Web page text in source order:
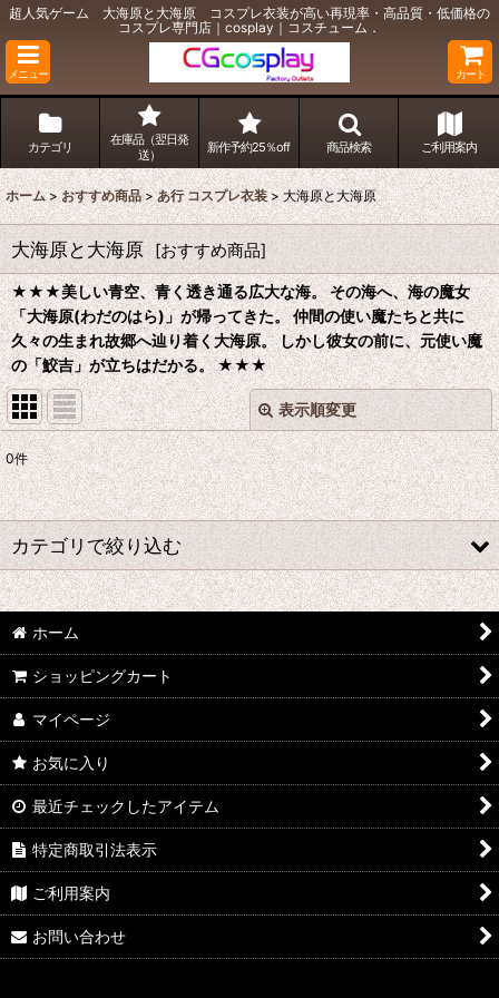
超人気ゲーム 大海原と大海原 コスプレ衣装が高い再現率・高品質・低価格の
コスプレ専門店｜cosplay｜コスチューム．
メニュー カート
カテゴリ
在庫品（翌日発
送）
新作予約25％off 商品検索 ご利用案内
ホーム > おすすめ商品 > あ行 コスプレ衣装 > 大海原と大海原
大海原と大海原 [おすすめ商品]
★★★美しい青空、青く透き通る広大な海。 その海へ、海の魔女
「大海原(わだのはら)」が帰ってきた。 仲間の使い魔たちと共に
久々の生まれ故郷へ辿り着く大海原。 しかし彼女の前に、元使い魔
の「鮫吉」が立ちはだかる。★★★
表示順変更
表示数:
並び順:
絞り込む
閉じる
0件
カテゴリで絞り込む
あ行 コスプレ衣装 (全商品)
ウマ娘プリティーダービー
あんさんぶるスターズ
IdentityV
アズールレーン
王様ランキング
イケメン戦国 時をかける恋
イケメン革命 アリスと恋の魔法
ホーム
ショッピングカート
マイページ
お気に入り
最近チェックしたアイテム
特定商取引法表示
ご利用案内
お問い合わせ